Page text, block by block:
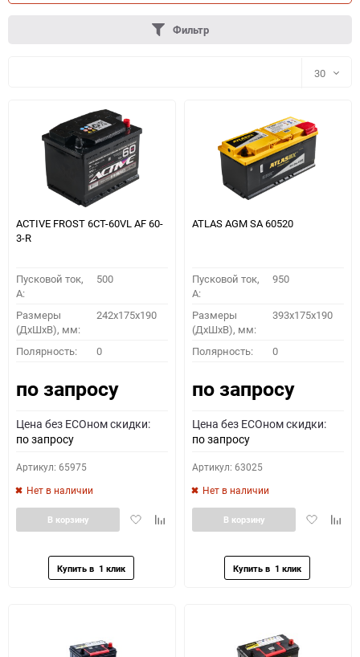
ПОДОБРАТЬ
Как определить полярность?
0 - обратная 1 - прямая 3 - обратная 4 - прямая
Фильтр
30
30
60
ACTIVE FROST 6СТ-60VL АF 60-
3-R
Пусковой ток,
A:
500
Размеры
(ДхШхВ), мм:
242x175x190
Полярность: 0
по запросу
Цена без ECOном скидки:
по запросу
Артикул: 65975
Нет в наличии
ДобавитьДобавить
В корзину
ATLAS AGM SA 60520
Пусковой ток,
A:
950
Размеры
(ДхШхВ), мм:
393x175x190
Полярность: 0
по запросу
Цена без ECOном скидки:
по запросу
Артикул: 63025
Нет в наличии
Добавить
В корзину